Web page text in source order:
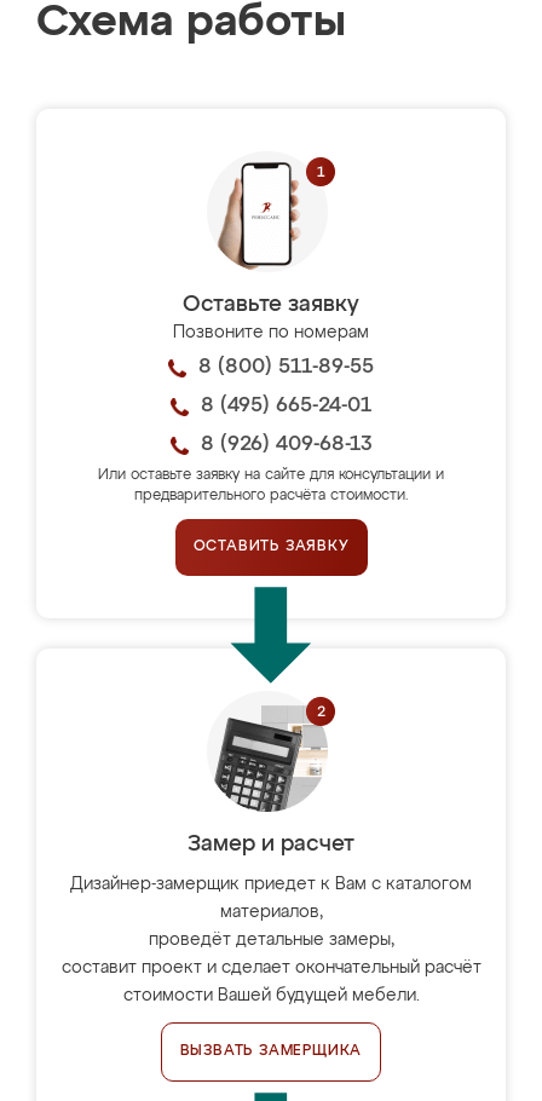
Схема работы
Оставьте заявку
Позвоните по номерам
8 (800) 511-89-55
8 (495) 665-24-01
8 (926) 409-68-13
Или оставьте заявку на сайте для консультации и
предварительного расчёта стоимости.
ОСТАВИТЬ ЗАЯВКУ
Замер и расчет
Дизайнер-замерщик приедет к Вам с каталогом
материалов,
проведёт детальные замеры,
составит проект и сделает окончательный расчёт
стоимости Вашей будущей мебели.
ВЫЗВАТЬ ЗАМЕРЩИКА